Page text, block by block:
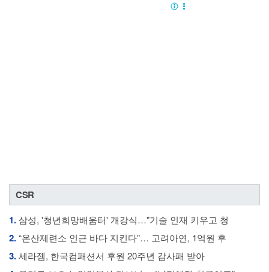
CSR
1.삼성, '청년희망배움터' 개강식…"기술 인재 키우고 청
2.“온산제련소 인근 바다 지킨다”… 고려아연, 1억원 후
3.세라젬, 한국컴패션서 후원 20주년 감사패 받아